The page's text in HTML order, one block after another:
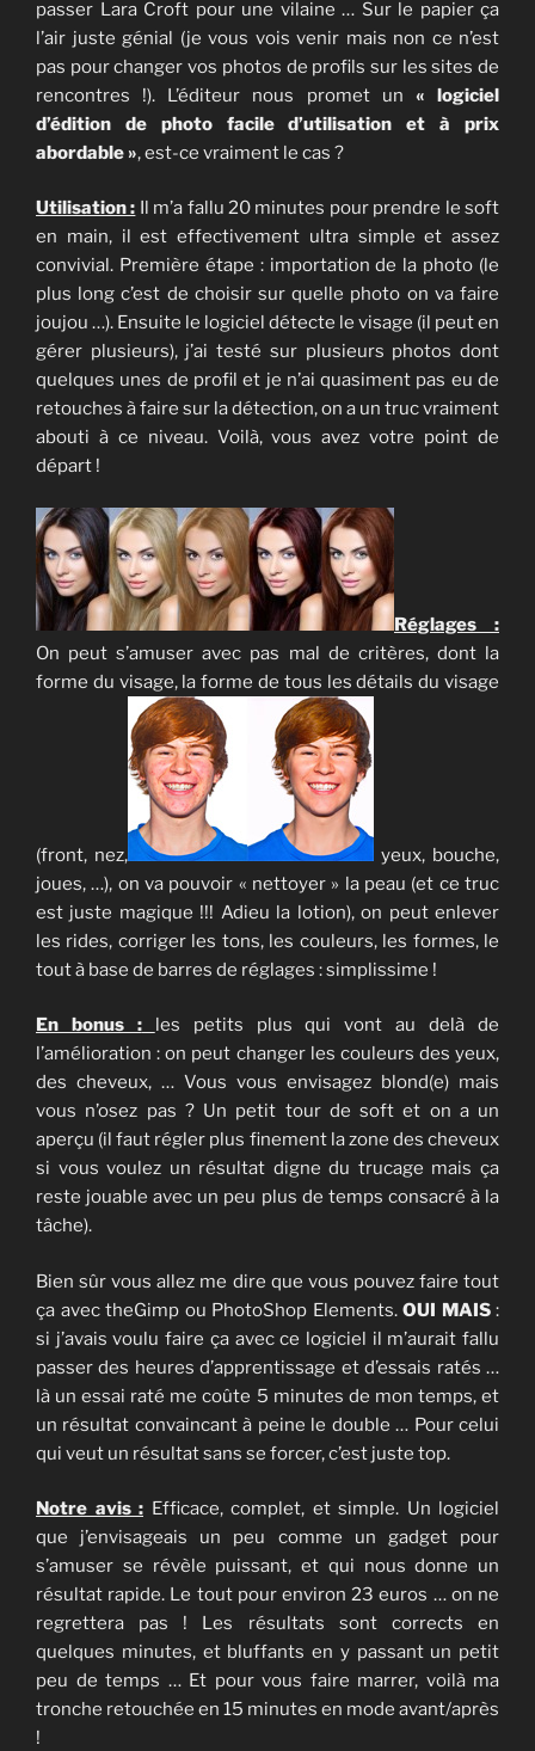
passer Lara Croft pour une vilaine … Sur le papier ça
l’air juste génial (je vous vois venir mais non ce n’est
pas pour changer vos photos de profils sur les sites de
rencontres !). L’éditeur nous promet un « logiciel
d’édition de photo facile d’utilisation et à prix
abordable », est-ce vraiment le cas ?
Utilisation : Il m’a fallu 20 minutes pour prendre le soft
en main, il est effectivement ultra simple et assez
convivial. Première étape : importation de la photo (le
plus long c’est de choisir sur quelle photo on va faire
joujou …). Ensuite le logiciel détecte le visage (il peut en
gérer plusieurs), j’ai testé sur plusieurs photos dont
quelques unes de profil et je n’ai quasiment pas eu de
retouches à faire sur la détection, on a un truc vraiment
abouti à ce niveau. Voilà, vous avez votre point de
départ !
Réglages :
On peut s’amuser avec pas mal de critères, dont la
forme du visage, la forme de tous les détails du visage
(front, nez,
yeux, bouche,
joues, …), on va pouvoir « nettoyer » la peau (et ce truc
est juste magique !!! Adieu la lotion), on peut enlever
les rides, corriger les tons, les couleurs, les formes, le
tout à base de barres de réglages : simplissime !
En bonus :
les petits plus qui vont au delà de
l’amélioration : on peut changer les couleurs des yeux,
des cheveux, … Vous vous envisagez blond(e) mais
vous n’osez pas ? Un petit tour de soft et on a un
aperçu (il faut régler plus finement la zone des cheveux
si vous voulez un résultat digne du trucage mais ça
reste jouable avec un peu plus de temps consacré à la
tâche).
Bien sûr vous allez me dire que vous pouvez faire tout
ça avec theGimp ou PhotoShop Elements. OUI MAIS:
si j’avais voulu faire ça avec ce logiciel il m’aurait fallu
passer des heures d’apprentissage et d’essais ratés …
là un essai raté me coûte 5 minutes de mon temps, et
un résultat convaincant à peine le double … Pour celui
qui veut un résultat sans se forcer, c’est juste top.
Notre avis : Efficace, complet, et simple. Un logiciel
que j’envisageais un peu comme un gadget pour
s’amuser se révèle puissant, et qui nous donne un
résultat rapide. Le tout pour environ 23 euros … on ne
regrettera pas ! Les résultats sont corrects en
quelques minutes, et bluffants en y passant un petit
peu de temps … Et pour vous faire marrer, voilà ma
tronche retouchée en 15 minutes en mode avant/après
!